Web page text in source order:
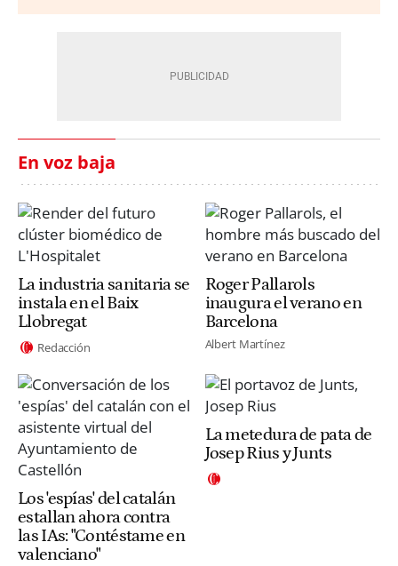
En voz baja
La industria sanitaria se
instala en el Baix
Llobregat
Redacción
Roger Pallarols
inaugura el verano en
Barcelona
Albert Martínez
Los 'espías' del catalán
estallan ahora contra
las IAs: "Contéstame en
valenciano"
La metedura de pata de
Josep Rius y Junts